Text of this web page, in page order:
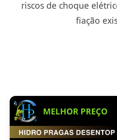
riscos de choque
fiação